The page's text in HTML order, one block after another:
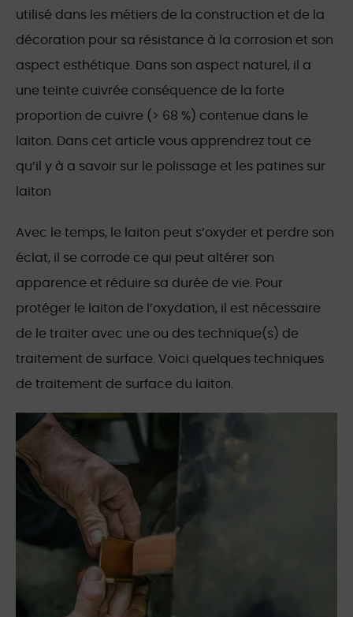
utilisé dans les métiers de la construction et de la
décoration pour sa résistance à la corrosion et son
aspect esthétique. Dans son aspect naturel, il a
une teinte cuivrée conséquence de la forte
proportion de cuivre (> 68 %) contenue dans le
laiton. Dans cet article vous apprendrez tout ce
qu’il y à a savoir sur le polissage et les patines sur
laiton
Avec le temps, le laiton peut s’oxyder et perdre son
éclat, il se corrode ce qui peut altérer son
apparence et réduire sa durée de vie. Pour
protéger le laiton de l’oxydation, il est nécessaire
de le traiter avec une ou des technique(s) de
traitement de surface. Voici quelques techniques
de traitement de surface du laiton.